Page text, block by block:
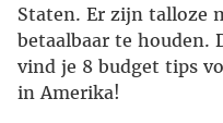
Staten. Er zijn talloze
betaalbaar te houden.
vind je 8 budget tips
in Amerika!